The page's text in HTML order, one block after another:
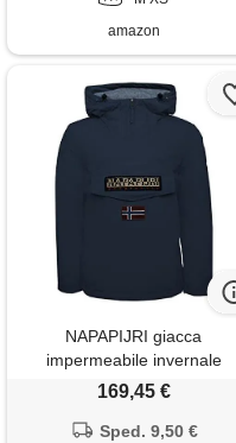
amazon
NAPAPIJRI giacca
impermeabile invernale
rainforest 3
169,45 €
Sped. 9,50 €